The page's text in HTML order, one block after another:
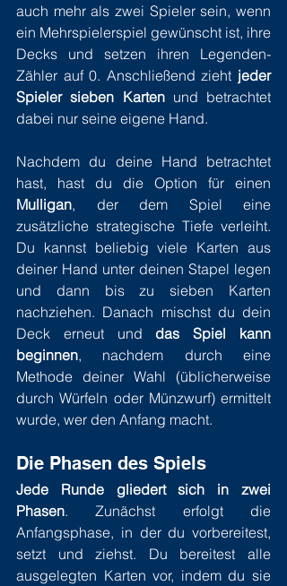
auch mehr als zwei Spieler sein, wenn
ein Mehrspielerspiel gewünscht ist, ihre
Decks und setzen ihren Legenden-
Zähler auf 0. Anschließend zieht jeder
Spieler sieben Karten und betrachtet
dabei nur seine eigene Hand.
Nachdem du deine Hand betrachtet
hast, hast du die Option für einen
Mulligan, der dem Spiel eine
zusätzliche strategische Tiefe verleiht.
Du kannst beliebig viele Karten aus
deiner Hand unter deinen Stapel legen
und dann bis zu sieben Karten
nachziehen. Danach mischst du dein
Deck erneut und das Spiel kann
beginnen, nachdem durch eine
Methode deiner Wahl (üblicherweise
durch Würfeln oder Münzwurf) ermittelt
wurde, wer den Anfang macht.
Die Phasen des Spiels
Jede Runde gliedert sich in zwei
Phasen. Zunächst erfolgt die
Anfangsphase, in der du vorbereitest,
setzt und ziehst. Du bereitest alle
ausgelegten Karten vor, indem du sie